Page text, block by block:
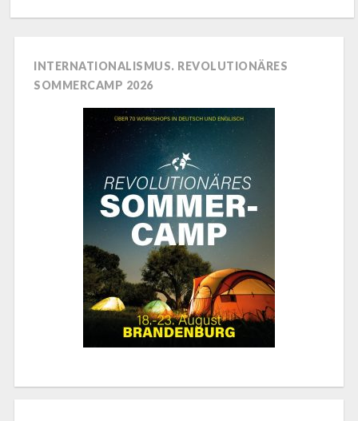
INTERNATIONALISMUS. REVOLUTIONÄRES
SOMMERCAMP 2026